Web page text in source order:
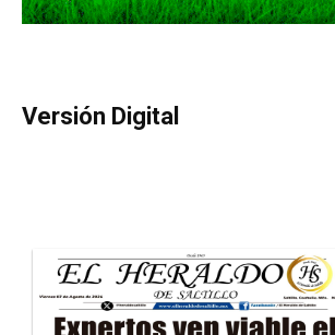
Versión Digital